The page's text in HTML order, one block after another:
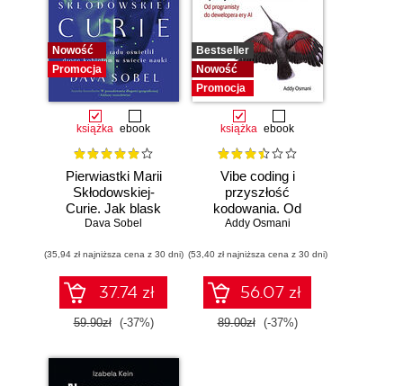
Nowość
Promocja
książka ebook
Pierwiastki Marii
Skłodowskiej-
Curie. Jak blask
radu oświetlił drogę
świecie nauki
Dava Sobel
(35,94 zł najniższa cena z 30 dni)
37.74 zł
59.90zł (-37%)
Bestseller
Nowość
Promocja
książka ebook
Vibe coding i
przyszłość
kodowania. Od
programisty do
Addy Osmani
(53,40 zł najniższa cena z 30 dni)
56.07 zł
89.00zł (-37%)